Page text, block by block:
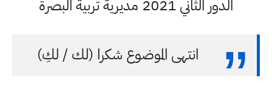
الدور الثاني 2021 مديرية تربية البصرة
انتهى الموضوع شكرا (لك / لكِ)